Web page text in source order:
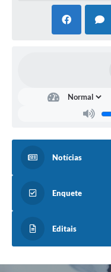
Notícias
Enquete
Editais